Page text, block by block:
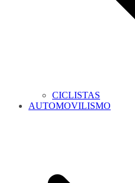
CICLISTAS
AUTOMOVILISMO